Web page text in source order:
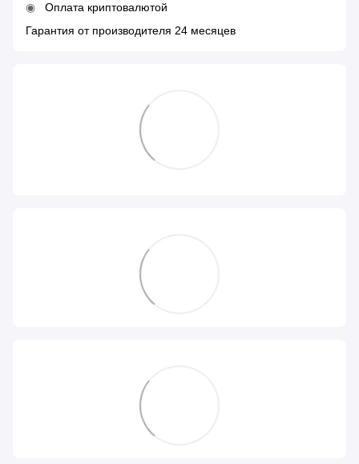
Оплата криптовалютой
Гарантия от производителя 24 месяцев